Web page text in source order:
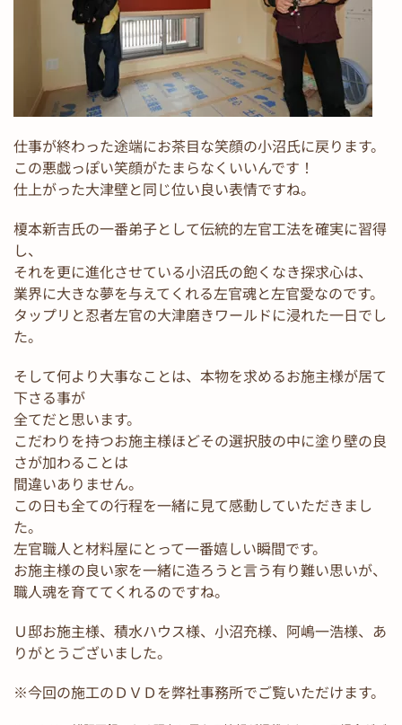
仕事が終わった途端にお茶目な笑顔の小沼氏に戻ります。
この悪戯っぽい笑顔がたまらなくいいんです！
仕上がった大津壁と同じ位い良い表情ですね。
榎本新吉氏の一番弟子として伝統的左官工法を確実に習得
し、
それを更に進化させている小沼氏の飽くなき探求心は、
業界に大きな夢を与えてくれる左官魂と左官愛なのです。
タップリと忍者左官の大津磨きワールドに浸れた一日でし
た。
そして何より大事なことは、本物を求めるお施主様が居て
下さる事が
全てだと思います。
こだわりを持つお施主様ほどその選択肢の中に塗り壁の良
さが加わることは
間違いありません。
この日も全ての行程を一緒に見て感動していただきまし
た。
左官職人と材料屋にとって一番嬉しい瞬間です。
お施主様の良い家を一緒に造ろうと言う有り難い思いが、
職人魂を育ててくれるのですね。
Ｕ邸お施主様、積水ハウス様、小沼充様、阿嶋一浩様、あ
りがとうございました。
※今回の施工のＤＶＤを弊社事務所でご覧いただけます。